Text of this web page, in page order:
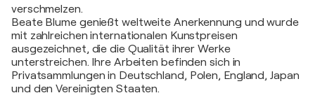
verschmelzen.
Beate Blume genießt weltweite Anerkennung und wurde
mit zahlreichen internationalen Kunstpreisen
ausgezeichnet, die die Qualität ihrer Werke
unterstreichen. Ihre Arbeiten befinden sich in
Privatsammlungen in Deutschland, Polen, England, Japan
und den Vereinigten Staaten.